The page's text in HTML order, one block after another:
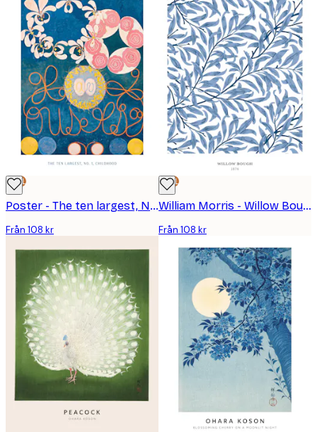
DEAL
Poster - The ten largest, No.1, childhood av Hilma Af Klint
Från 108 kr
DEAL
William Morris - Willow Bough No2 Poster
Från 108 kr